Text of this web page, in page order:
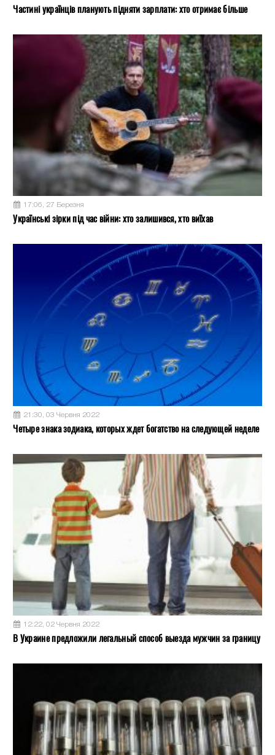
Частині українців планують підняти зарплати: хто отримає більше
17:06, 27 Березня
Українські зірки під час війни: хто залишився, хто виїхав
21:30, 03 Червня 2022
Четыре знака зодиака, которых ждет богатство на следующей неделе
12:22, 02 Червня 2022
В Украине предложили легальный способ выезда мужчин за границу